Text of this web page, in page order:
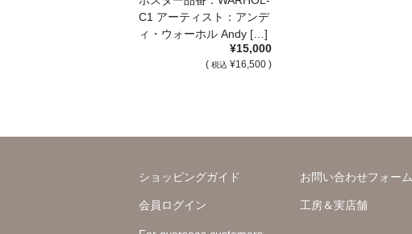
C1 アーティスト：アンデ
ィ・ウォーホル Andy […]
¥15,000
( 税込 ¥16,500 )
ショッピングガイド お問い合わせフォーム
会員ログイン 工房＆実店舗